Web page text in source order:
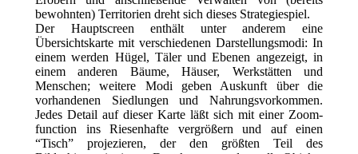
bewohnten) Territorien dreht sich dieses Strategiespiel.
Der Hauptscreen enthält unter anderem eine
Übersichtskarte mit verschiedenen Darstellungsmodi: In
einem werden Hügel, Täler und Ebenen angezeigt, in
einem anderen Bäume, Häuser, Werkstätten und
Menschen; weitere Modi geben Auskunft über die
vorhandenen Siedlungen und Nahrungsvorkommen.
Jedes Detail auf dieser Karte läßt sich mit einer Zoom-
function ins Riesenhafte vergrößern und auf einen
“Tisch” projezieren, der den größten Teil des